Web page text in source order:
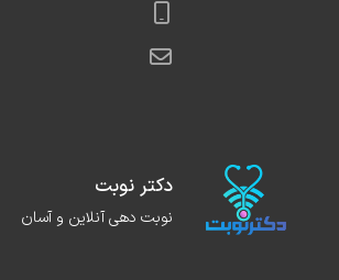
دکتر نوبت
نوبت دهی آنلاین و آسان